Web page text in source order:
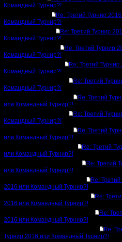
Командный Турнир?!
Re: Третий Турнир
Командный Турнир?!
Re: Третий Турнир
Командный Турнир?!
Re: Третий Турнир
Командный Турнир?!
Re: Третий
Командный Турнир?!
Re: Третий
Командный Турнир?!
Re: Третий
или Командный Турнир?!
Re: Третий
Командный Турнир?!
Re: Третий
или Командный Турнир?!
Re: Третий
или Командный Турнир?!
Re: Третий
или Командный Турнир?!
Re:
2016 или Командный Турнир?!
Re:
2016 или Командный Турнир?!
Re:
2016 или Командный Турнир?!
Re:
Турнир 2016 или Командный Турнир?!